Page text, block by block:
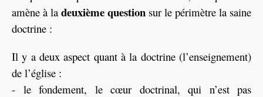
amène à la deuxième question sur le périmètre la saine
doctrine :
Il y a deux aspect quant à la doctrine (l’enseignement)
de l’église :
- le fondement, le cœur doctrinal, qui n’est pas